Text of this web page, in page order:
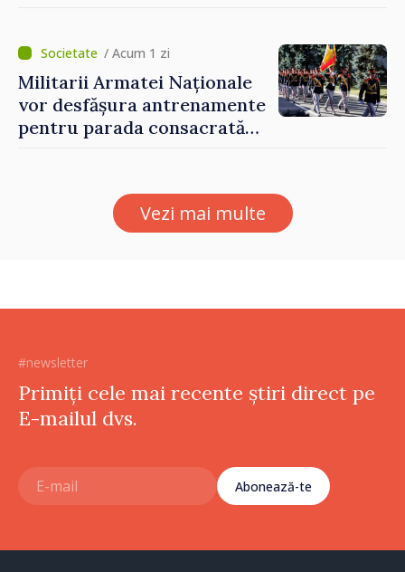
Forumul Diasporei
/ Acum 1 zi
Militarii Armatei Naționale
vor desfășura antrenamente
pentru parada consacrată
Vezi mai multe
#newsletter
Primiți cele mai recente știri direct pe
E-mailul dvs.
Abonează-te